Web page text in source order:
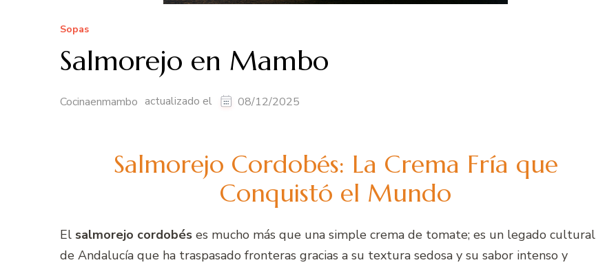
Sopas
Salmorejo en Mambo
Cocinaenmambo actualizado el 08/12/2025
Salmorejo Cordobés: La Crema Fría que
Conquistó el Mundo
El salmorejo cordobés es mucho más que una simple crema de tomate; es un legado cultural
de Andalucía que ha traspasado fronteras gracias a su textura sedosa y su sabor intenso y